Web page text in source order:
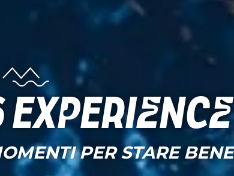
PER STARE BENE